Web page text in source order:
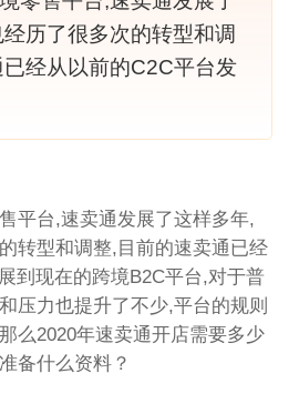
历了很多次的转型和调
经从以前的C2C平台发
平台,速卖通发展了这样多年,
转型和调整,目前的速卖通已经
到现在的跨境B2C平台,对于普
压力也提升了不少,平台的规则
么2020年速卖通开店需要多少
备什么资料？